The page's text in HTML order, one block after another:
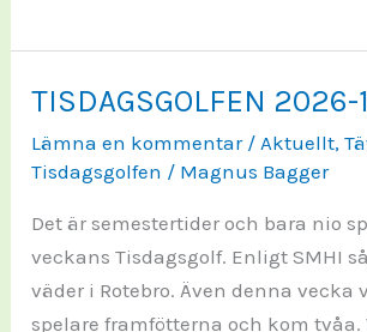
åka
golfbil
under
tävling:
TISDAGSGOLFEN 2026-
Lämna en kommentar / Aktuellt,
Tisdagsgolfen / Magnus Bagger
Det är semestertider och bara nio
veckans Tisdagsgolf. Enligt SMHI
väder i Rotebro. Även denna vecka
spelare framfötterna och kom tvåa.